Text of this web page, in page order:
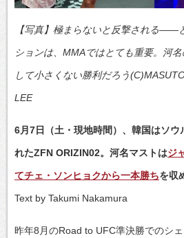
【写真】極まらないと反撃される――
ションは、MMAではとても重要。河
して小さくない勝利だろう
LEE
6月7日（土・現地時間）、韓国はソウ
れたZFN ORIZIN02。河名マストはジ
てチェ・ソンヒョクから一本勝ちを収
Text by Takumi Nakamura
昨年8月のRoad to UFC準決勝でのシ